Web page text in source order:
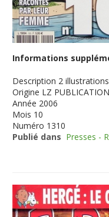
Informations
Description 2
Origine LZ
Année 2006
Mois 10
Numéro 1310
Publié dans Presses -